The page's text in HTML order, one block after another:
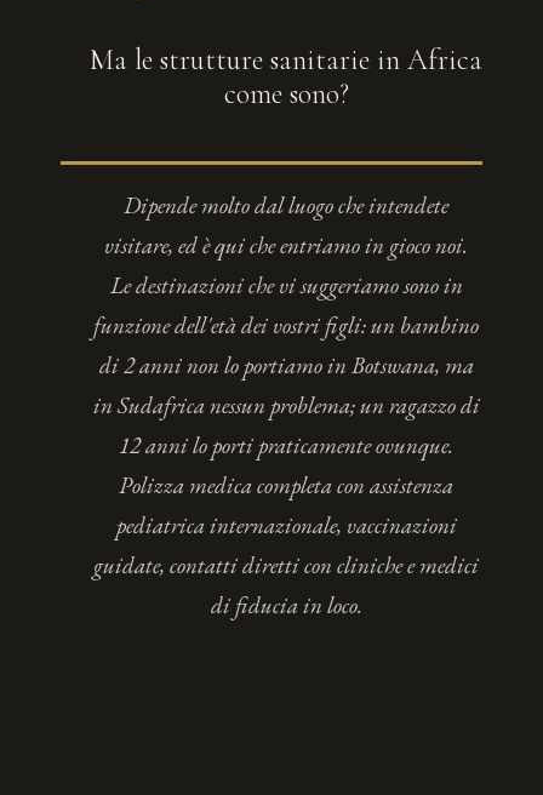
Ma le strutture sanitarie in Africa
come sono?
Dipende molto dal luogo che intendete
visitare, ed è qui che entriamo in gioco noi.
Le destinazioni che vi suggeriamo sono in
funzione dell'età dei vostri figli: un bambino
di 2 anni non lo portiamo in Botswana, ma
in Sudafrica nessun problema; un ragazzo di
12 anni lo porti praticamente ovunque.
Polizza medica completa con assistenza
pediatrica internazionale, vaccinazioni
guidate, contatti diretti con cliniche e medici
di fiducia in loco.